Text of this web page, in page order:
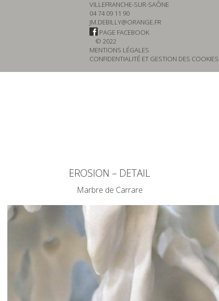
VILLEFRANCHE-SUR-SAÔNE
04 74 09 11 90
JM.DEBILLY@ORANGE.FR
PAGE FACEBOOK
© 2022
MENTIONS LÉGALES
CONFIDENTIALITÉ ET GESTION DES COOKIES
EROSION – DETAIL
Marbre de Carrare